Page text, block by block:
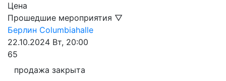
Цена
Прошедшие мероприятия ▽
Берлин Columbiahalle
22.10.2024 Вт, 20:00
65
продажа закрыта